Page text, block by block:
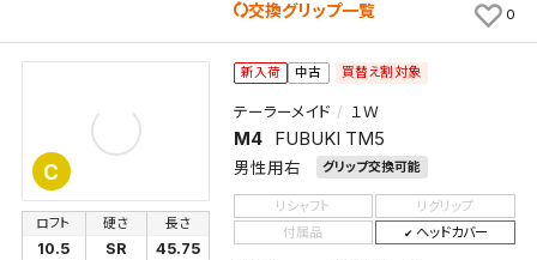
交換グリップ一覧 0
C
新入荷 中古 買替え割対象
テーラーメイド １Ｗ
M4 FUBUKI TM5
男性用右 グリップ交換可能
ロフト
10.5
硬さ
SR
長さ
45.75
リシャフト
リグリップ
付属品
ヘッドカバー